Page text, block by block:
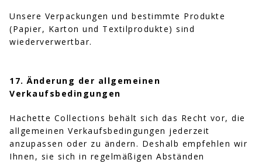
Unsere Verpackungen und bestimmte Produkte
(Papier, Karton und Textilprodukte) sind
wiederverwertbar.
17. Änderung der allgemeinen
Verkaufsbedingungen
Hachette Collections behält sich das Recht vor, die
allgemeinen Verkaufsbedingungen jederzeit
anzupassen oder zu ändern. Deshalb empfehlen wir
Ihnen, sie sich in regelmäßigen Abständen